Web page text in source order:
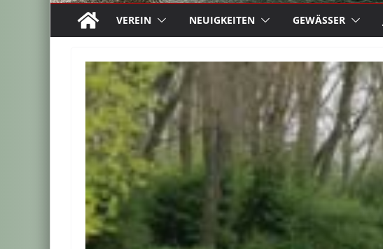
VEREIN NEUIGKEITEN GEWÄSSER